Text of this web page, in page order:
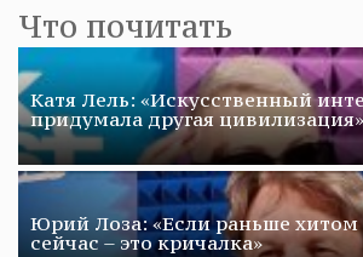
Что почитать
Катя Лель: «Искусственный
придумала другая цивилизация»
Юрий Лоза: «Если раньше хитом
сейчас – это кричалка»